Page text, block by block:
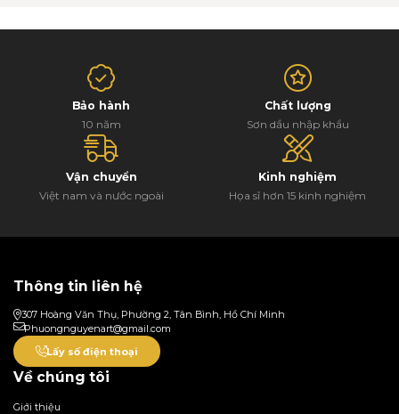
Bảo hành
10 năm
Chất lượng
Sơn dầu nhập khẩu
Vận chuyển
Việt nam và nước ngoài
Kinh nghiệm
Họa sĩ hơn 15 kinh nghiệm
Thông tin liên hệ
307 Hoàng Văn Thụ, Phường 2, Tân Bình, Hồ Chí Minh
Phuongnguyenart@gmail.com
Lấy số điện thoại
Về chúng tôi
Giới thiệu